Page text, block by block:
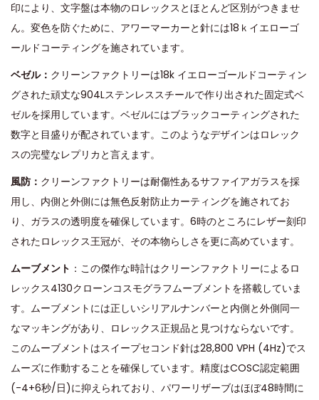
印により、文字盤は本物のロレックスとほとんど区別がつきませ
ん。変色を防ぐために、アワーマーカーと針には18ｋイエローゴ
ールドコーティングを施されています。
ベゼル： クリーンファクトリーは18k イエローゴールドコーティン
グされた頑丈な904Lステンレススチールで作り出された固定式ベ
ゼルを採用しています。ベゼルにはブラックコーティングされた
数字と目盛りが配されています。このようなデザインはロレック
スの完璧なレプリカと言えます。
風防： クリーンファクトリーは耐傷性あるサファイアガラスを採
用し、内側と外側には無色反射防止カーティングを施されてお
り、ガラスの透明度を確保しています。6時のところにレザー刻印
されたロレックス王冠が、その本物らしさを更に高めています。
ムーブメント ：この傑作な時計はクリーンファクトリーによるロ
レックス4130クローンコスモグラフムーブメントを搭載していま
す。ムーブメントには正しいシリアルナンバーと内側と外側同一
なマッキングがあり、ロレックス正規品と見つけならないです。
このムーブメントはスイープセコンド針は28,800 VPH (4Hz)でス
ムーズに作動することを確保しています。精度はCOSC認定範囲
(-4+6秒/日)に抑えられており、パワーリザーブはほぼ48時間に